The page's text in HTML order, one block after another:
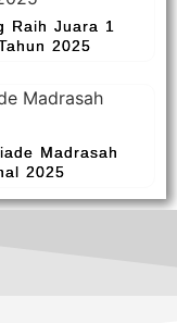
Raih Juara 1
2025
Madrasah
2025